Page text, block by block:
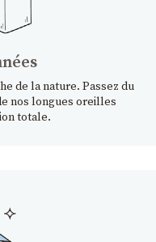
de la nature. Passez du
nos longues oreilles
totale.